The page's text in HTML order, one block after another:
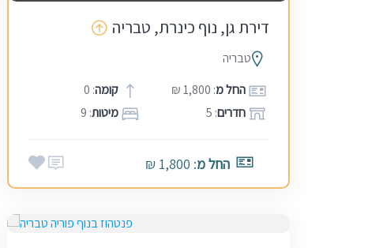
דירת גן, נוף כינרת, טבריה
טבריה
החל מ: 1,800 ₪ קומה: 0
חדרים: 5 מיטות: 9
החל מ: 1,800 ₪